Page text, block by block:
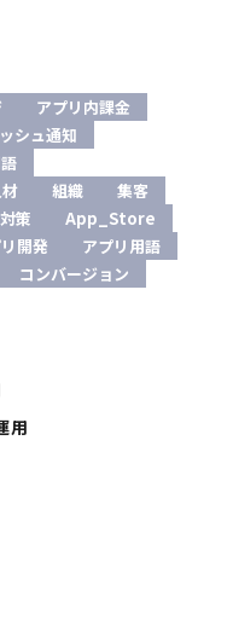
アプリ内課金
シュ通知
組織
集客
策
App_Store
開発
アプリ用語
コンバージョン
用